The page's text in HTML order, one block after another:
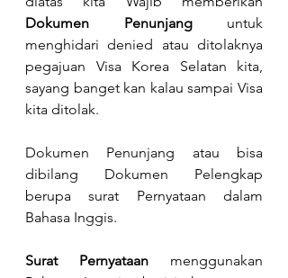
Dokumen Penunjang untuk
menghidari denied atau ditolaknya
pegajuan Visa Korea Selatan kita,
sayang banget kan kalau sampai Visa
kita ditolak.
Dokumen Penunjang atau bisa
dibilang Dokumen Pelengkap
berupa surat Pernyataan dalam
Bahasa Inggis.
Surat Pernyataan menggunakan